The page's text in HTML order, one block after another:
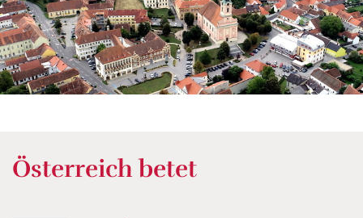
Österreich betet